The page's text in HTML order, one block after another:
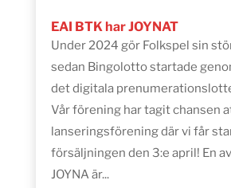
EAI BTK har JOYNAT
Under 2024 gör Folkspel sin
sedan Bingolotto startade
det digitala
Vår förening har tagit chansen
lanseringsförening där vi får
försäljningen den 3:e april! En
JOYNA är...